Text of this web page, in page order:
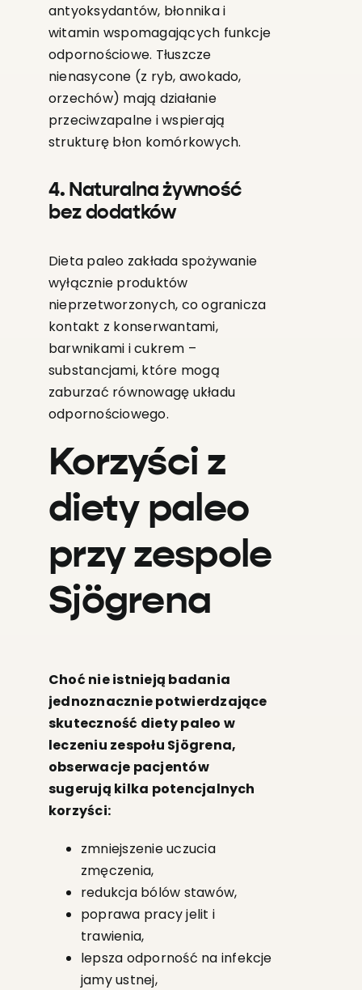
antyoksydantów, błonnika i
witamin wspomagających funkcje
odpornościowe. Tłuszcze
nienasycone (z ryb, awokado,
orzechów) mają działanie
przeciwzapalne i wspierają
strukturę błon komórkowych.
4. Naturalna żywność
bez dodatków
Dieta paleo zakłada spożywanie
wyłącznie produktów
nieprzetworzonych, co ogranicza
kontakt z konserwantami,
barwnikami i cukrem –
substancjami, które mogą
zaburzać równowagę układu
odpornościowego.
Korzyści z
diety paleo
przy zespole
Sjögrena
Choć nie istnieją badania
jednoznacznie potwierdzające
skuteczność diety paleo w
leczeniu zespołu Sjögrena,
obserwacje pacjentów
sugerują kilka potencjalnych
korzyści:
zmniejszenie uczucia
zmęczenia,
redukcja bólów stawów,
poprawa pracy jelit i
trawienia,
lepsza odporność na infekcje
jamy ustnej,